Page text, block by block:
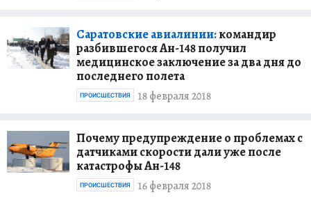
Саратовские авиалинии:командир
разбившегося Ан-148 получил
медицинское заключение за два дня до
последнего полета
18 февраля 2018
ПРОИСШЕСТВИЯ
Почему предупреждение о проблемах с
датчиками скорости дали уже после
катастрофы Ан-148
16 февраля 2018
ПРОИСШЕСТВИЯ